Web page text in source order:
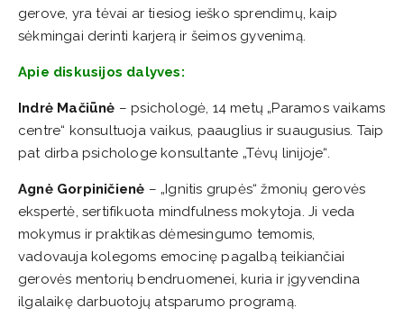
gerove, yra tėvai ar tiesiog ieško sprendimų, kaip
sėkmingai derinti karjerą ir šeimos gyvenimą.
Apie diskusijos dalyves:
Indrė Mačiūnė – psichologė, 14 metų „Paramos vaikams
centre“ konsultuoja vaikus, paauglius ir suaugusius. Taip
pat dirba psichologe konsultante „Tėvų linijoje“.
Agnė Gorpiničienė – „Ignitis grupės“ žmonių gerovės
ekspertė, sertifikuota mindfulness mokytoja. Ji veda
mokymus ir praktikas dėmesingumo temomis,
vadovauja kolegoms emocinę pagalbą teikiančiai
gerovės mentorių bendruomenei, kuria ir įgyvendina
ilgalaikę darbuotojų atsparumo programą.